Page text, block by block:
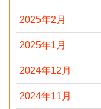
2025年2月
2025年1月
2024年12月
2024年11月